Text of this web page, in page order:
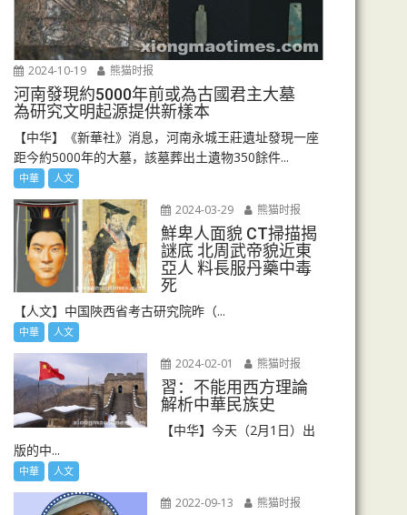
2024-10-19 熊猫时报
河南發現約5000年前或為古國君主大墓
為研究文明起源提供新樣本
【中华】《新華社》消息，河南永城王莊遺址發現一座
距今約5000年的大墓，該墓葬出土遺物350餘件...
中華 人文
2024-03-29 熊猫时报
鮮卑人面貌 CT掃描揭
謎底 北周武帝貌近東
亞人 料長服丹藥中毒
死
【人文】中国陜西省考古研究院昨（...
中華 人文
2024-02-01 熊猫时报
習：不能用西方理論
解析中華民族史
【中华】今天（2月1日）出
版的中...
中華 人文
2022-09-13 熊猫时报